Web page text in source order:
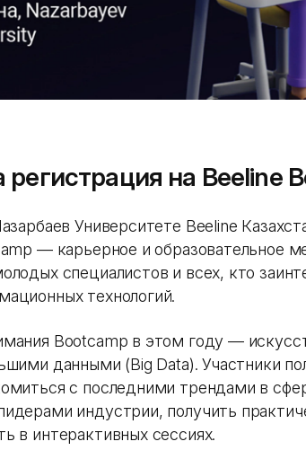
на Beeline
Университете Beeline
— карьерное и образовательное
специалистов и всех, кто
технологий.
Bootcamp в этом году —
данными (Big Data). Участники
с последними трендами в
индустрии, получить
в интерактивных сессиях.